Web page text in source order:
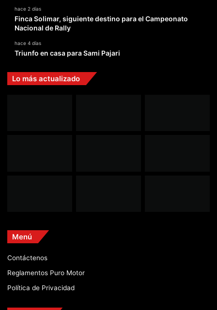
hace 2 días
Finca Solimar, siguiente destino para el Campeonato
Nacional de Rally
hace 4 días
Triunfo en casa para Sami Pajari
Lo más actualizado
Menú
Contáctenos
Reglamentos Puro Motor
Política de Privacidad